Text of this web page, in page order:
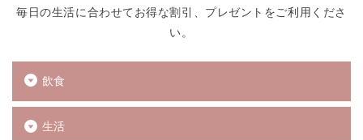
毎日の生活に合わせてお得な割引、プレゼントをご利用くださ
い。
飲食
生活